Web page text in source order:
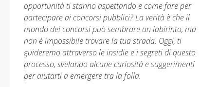
opportunità ti stanno aspettando e come fare per
partecipare ai concorsi pubblici? La verità è che il
mondo dei concorsi può sembrare un labirinto, ma
non è impossibile trovare la tua strada. Oggi, ti
guideremo attraverso le insidie e i segreti di questo
processo, svelando alcune curiosità e suggerimenti
per aiutarti a emergere tra la folla.